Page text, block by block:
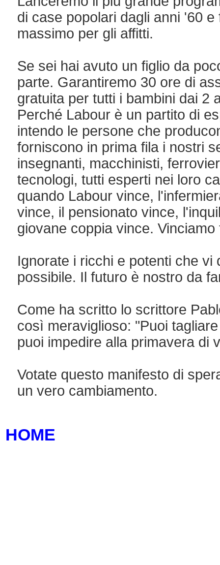
di case popolari dagli anni '60 e
massimo per gli affitti.
Se sei hai avuto un figlio da
parte. Garantiremo 30 ore di
gratuita per tutti i bambini dai 2
Perché Labour è un partito di
intendo le persone che
forniscono in prima fila i nostri
insegnanti, macchinisti,
tecnologi, tutti esperti nei loro
quando Labour vince,
vince, il pensionato vince,
giovane coppia vince. Vinciamo
Ignorate i ricchi e potenti che vi
possibile. Il futuro è nostro da
Come ha scritto lo scrittore
così meraviglioso: "Puoi
puoi impedire alla primavera di
Votate questo manifesto di
un vero cambiamento.
HOME